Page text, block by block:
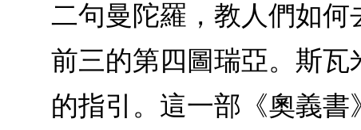
二句曼陀羅，教人們如
前三的第四圖瑞亞。斯瓦
的指引。這一部《奧義